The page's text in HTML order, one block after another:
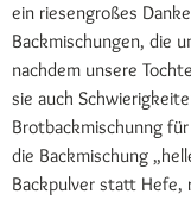
ein riesengroßes
Backmischungen, die
nachdem unsere
sie auch
Brotbackmischunng
die Backmischung
Backpulver statt Hefe,